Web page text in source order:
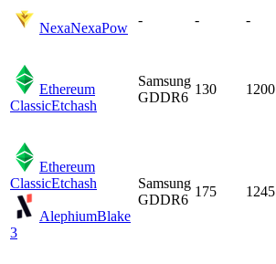
NexaNexaPow
- - -
Ethereum
ClassicEtchash
Samsung
GDDR6
130 1200
Ethereum
ClassicEtchash
AlephiumBlake
3
Samsung
GDDR6
175 1245